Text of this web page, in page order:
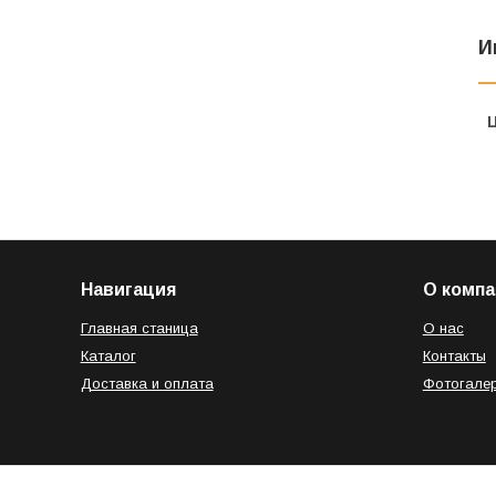
Навигация
Главная станица
Каталог
Доставка и оплата
О
О нас
Контакты